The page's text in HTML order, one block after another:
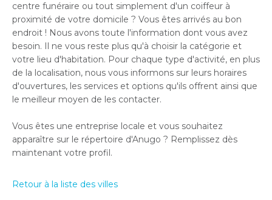
centre funéraire ou tout simplement d'un coiffeur à
proximité de votre domicile ? Vous êtes arrivés au bon
endroit ! Nous avons toute l'information dont vous avez
besoin. Il ne vous reste plus qu'à choisir la catégorie et
votre lieu d'habitation. Pour chaque type d'activité, en plus
de la localisation, nous vous informons sur leurs horaires
d'ouvertures, les services et options qu'ils offrent ainsi que
le meilleur moyen de les contacter.
Vous êtes une entreprise locale et vous souhaitez
apparaître sur le répertoire d'Anugo ? Remplissez dès
maintenant votre profil.
Retour à la liste des villes